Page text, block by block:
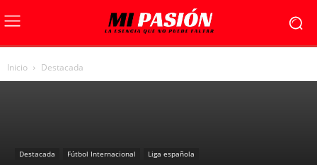
Inicio Destacada
Destacada Fútbol Internacional Liga española